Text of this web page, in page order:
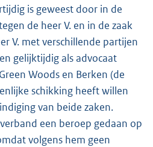
is geweest door in de
de heer V. en in de zaak
V. met verschillende partijen
gelijktijdig als advocaat
Woods en Berken (de
schikking heeft willen
van beide zaken.
een beroep gedaan op
volgens hem geen